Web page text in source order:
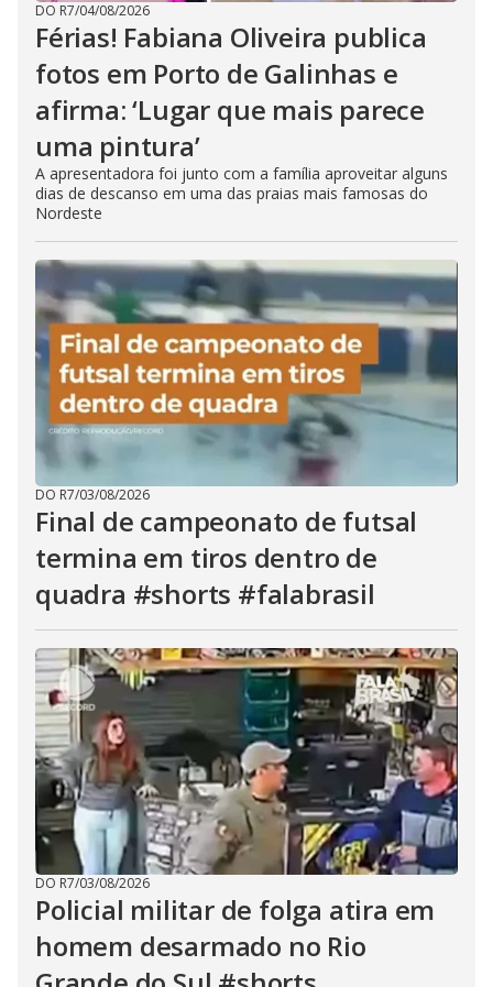
DO R7/04/08/2026
Férias! Fabiana Oliveira publica
fotos em Porto de Galinhas e
afirma: ‘Lugar que mais parece
uma pintura’
A apresentadora foi junto com a família aproveitar alguns
dias de descanso em uma das praias mais famosas do
Nordeste
DO R7/03/08/2026
Final de campeonato de futsal
termina em tiros dentro de
quadra #shorts #falabrasil
DO R7/03/08/2026
Policial militar de folga atira em
homem desarmado no Rio